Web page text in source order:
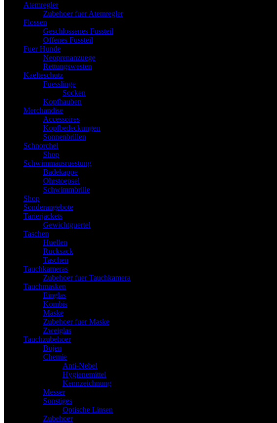
Atemregler
Zubehoer fuer Atemregler
Flossen
Geschlossenes Fussteil
Offenes Fussteil
Fuer Hunde
Neoprenanzuege
Rettungswesten
Kaelteschutz
Fuesslinge
Socken
Kopfhauben
Merchandise
Accessoires
Kopfbedeckungen
Sonnenbrillen
Schnorchel
Shop
Schwimmausruestung
Badekappe
Ohrstoepsel
Schwimmbrille
Shop
Sonderangebote
Tarierjackets
Gewichtguertel
Taschen
Huellen
Rucksack
Taschen
Tauchkameras
Zubehoer fuer Tauchkamera
Tauchmasken
Einglas
Kombis
Maske
Zubehoer fuer Maske
Zweiglas
Tauchzubehoer
Bojen
Chemie
Anti-Nebel
Hygienemittel
Kennzeichnung
Messer
Sonstiges
Optische Linsen
Zubehoer